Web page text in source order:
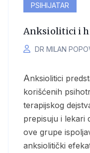
PSIHIJATAR
Anksiolitici i
DR MILAN
Anksiolitici predstavljaju grupu najčešće
korišćenih
terapijskog
prepisuju i lekari
ove grupe
anksiolitički